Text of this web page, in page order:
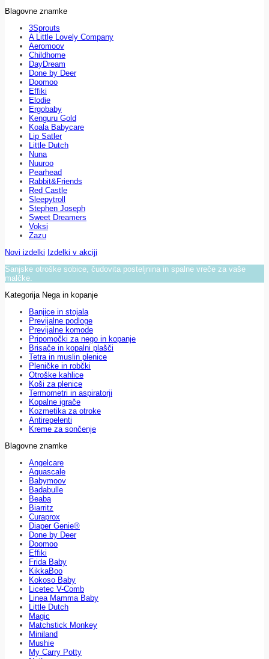
Blagovne znamke
3Sprouts
A Little Lovely Company
Aeromoov
Childhome
DayDream
Done by Deer
Doomoo
Effiki
Elodie
Ergobaby
Kenguru Gold
Koala Babycare
Lip Satler
Little Dutch
Nuna
Nuuroo
Pearhead
Rabbit&Friends
Red Castle
Sleepytroll
Stephen Joseph
Sweet Dreamers
Voksi
Zazu
Novi izdelki Izdelki v akciji
Sanjske otroške sobice, čudovita posteljnina in spalne vreče za vaše
malčke.
Kategorija Nega in kopanje
Banjice in stojala
Previjalne podloge
Previjalne komode
Pripomočki za nego in kopanje
Brisače in kopalni plašči
Tetra in muslin plenice
Pleničke in robčki
Otroške kahlice
Koši za plenice
Termometri in aspiratorji
Kopalne igrače
Kozmetika za otroke
Antirepelenti
Kreme za sončenje
Blagovne znamke
Angelcare
Aquascale
Babymoov
Badabulle
Beaba
Biarritz
Curaprox
Diaper Genie®
Done by Deer
Doomoo
Effiki
Frida Baby
KikkaBoo
Kokoso Baby
Licetec V-Comb
Linea Mamma Baby
Little Dutch
Magic
Matchstick Monkey
Miniland
Mushie
My Carry Potty